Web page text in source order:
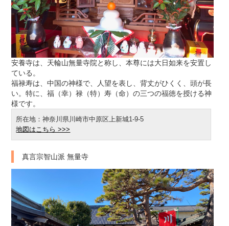
安養寺は、天輪山無量寺院と称し、本尊には大日如来を安置し
ている。
福禄寿は、中国の神様で、人望を表し、背丈がひくく、頭が長
い。特に、福（幸）禄（特）寿（命）の三つの福徳を授ける神
様です。
所在地：神奈川県川崎市中原区上新城1-9-5
地図はこちら >>>
真言宗智山派 無量寺